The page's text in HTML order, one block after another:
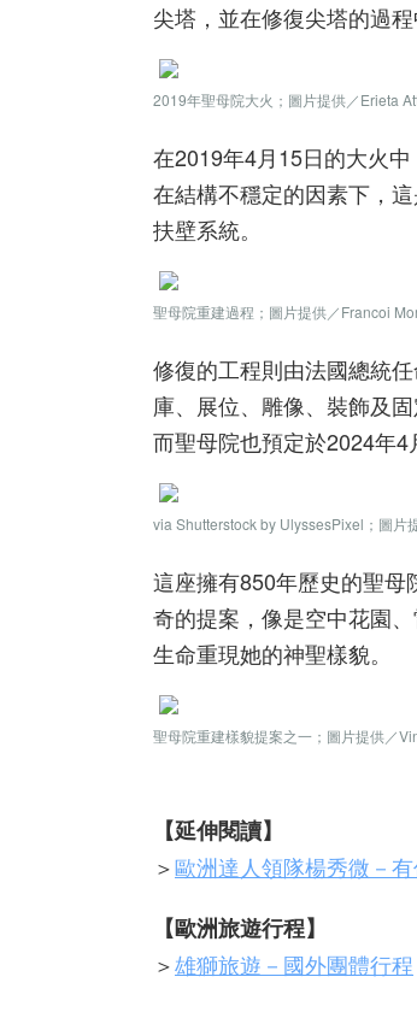
尖塔，並在修復尖塔的過
2019年聖母院大火；圖片提供／Erieta
在2019年4月15日的大火
在結構不穩定的因素下，
扶壁系統。
聖母院重建過程；圖片提供／Francoi
修復的工程則由法國總統
庫、展位、雕像、裝飾及
而聖母院也預定於2024年4
via Shutterstock by UlyssesPixel；圖片
這座擁有850年歷史的聖
奇的提案，像是空中花園
生命重現她的神聖樣貌。
聖母院重建樣貌提案之一；圖片提供／
【延伸閱讀】
＞歐洲達人領隊楊秀微－
【歐洲旅遊行程】
＞雄獅旅遊－國外團體行程